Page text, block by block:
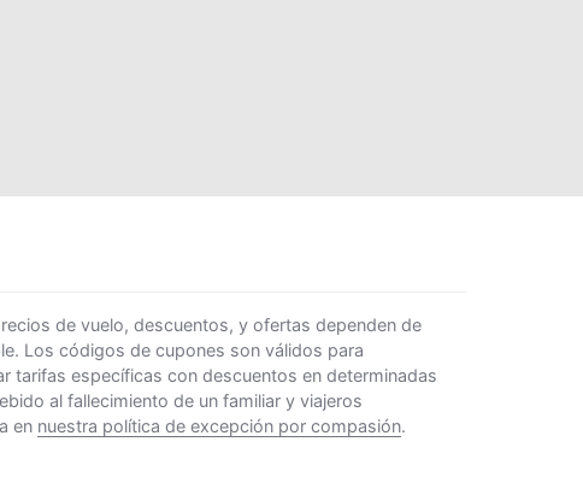
de vuelo, descuentos, y ofertas dependen de
Los códigos de cupones son válidos para
tarifas específicas con descuentos en determinadas
al fallecimiento de un familiar y viajeros
en nuestra política de excepción por compasión.